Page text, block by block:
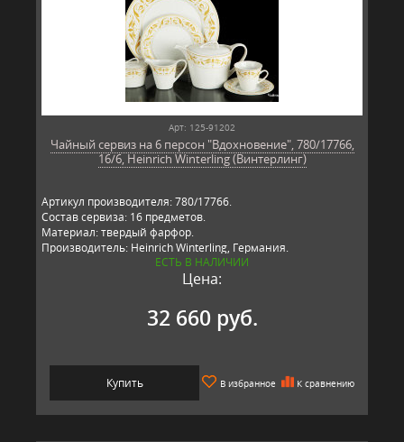
Арт: 125-91202
Чайный сервиз на 6 персон "Вдохновение", 780/17766,
16/6, Heinrich Winterling (Винтерлинг)
Артикул производителя: 780/17766.
Состав сервиза: 16 предметов.
Материал: твердый фарфор.
Производитель: Heinrich Winterling, Германия.
ЕСТЬ В НАЛИЧИИ
Цена:
32 660 руб.
Купить В избранное К сравнению